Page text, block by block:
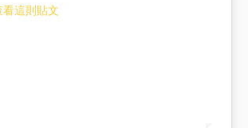
這則貼文